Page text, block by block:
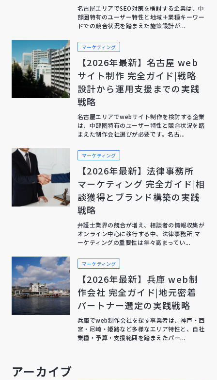
名古屋エリアでSEO対策を検討する企業は、中
部圏特有のユーザー特性と地域＋業種キーワー
ドでの競合状況を踏まえた施策設計が...
マーケティング
【2026年最新】名古屋 web
サイト制作 完全ガイド|戦略
設計から運用支援までの実践
戦略
名古屋エリアでwebサイト制作を検討する企業
は、中部圏特有のユーザー特性と競合状況を踏
まえた制作会社選びが必要です。名古...
マーケティング
【2026年最新】法律事務所
マーケティング 完全ガイド|相
談獲得とブランド構築の実践
戦略
弁護士業界の競合が増え、相談者の情報収集が
オンライン中心に移行する中、法律事務所 マ
ーケティングの重要性は年々高まってい...
マーケティング
【2026年最新】兵庫 web制
作会社 完全ガイド|地元密着
パートナー選定の実践戦略
兵庫でweb制作会社を探す事業者は、神戸・西
宮・尼崎・姫路など多様なエリア特性と、自社
業種・予算・支援範囲を踏まえたパー...
アーカイブ